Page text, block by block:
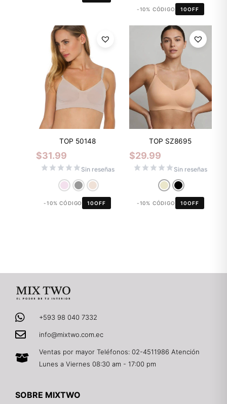
-10% CÓDIGO 10OFF
TOP 50148
$31.99
Sin reseñas
-10% CÓDIGO 10OFF
TOP SZ8695
$29.99
Sin reseñas
-10% CÓDIGO 10OFF
+593 98 040 7332
info@mixtwo.com.ec
Ventas por mayor Teléfonos: 02-4511986 Atención
Lunes a Viernes 08:30 am - 17:00 pm
SOBRE MIXTWO